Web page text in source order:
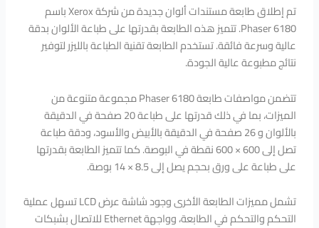
تم إطلاق طابعة مستندات ألوان جديدة من شركة Xerox باسم
Phaser 6180. تتميز هذه الطابعة بقدرتها على طباعة الألوان بدقة
عالية وسرعة فائقة. تستخدم الطابعة تقنية الطباعة بالليزر لتوفير
نتائج مطبوعة عالية الجودة.
تتضمن مواصفات طابعة Phaser 6180 مجموعة متنوعة من
الميزات، بما في ذلك قدرتها على طباعة 20 صفحة في الدقيقة
بالألوان و 26 صفحة في الدقيقة بالأبيض والأسود، ودقة طباعة
تصل إلى 600 × 600 نقطة في البوصة. كما تتميز الطابعة بقدرتها
على طباعة على ورق بحجم يصل إلى 8.5 × 14 بوصة.
تشمل مميزات الطابعة الأخرى وجود شاشة عرض LCD تسهل عملية
التحكم والتحكم في الطابعة، وواجهة Ethernet للاتصال بشبكات